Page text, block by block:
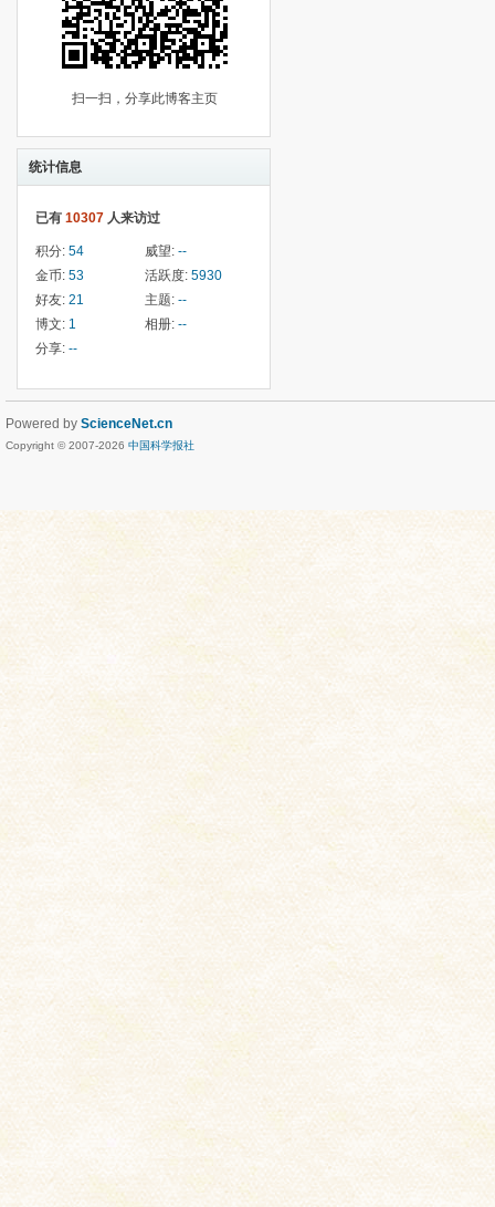
扫一扫，分享此博客主页
统计信息
已有 10307 人来访过
积分: 54 威望: --
金币: 53 活跃度: 5930
好友: 21 主题: --
博文: 1 相册: --
分享: --
Powered by ScienceNet.cn
Copyright © 2007-2026 中国科学报社